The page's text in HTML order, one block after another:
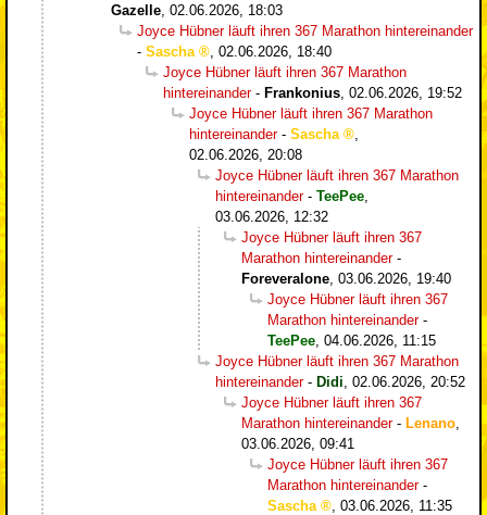
Gazelle 02.06.2026, 18:03
Joyce Hübner läuft ihren 367 Marathon hintereinander
- Sascha
02.06.2026, 18:40
Joyce Hübner läuft ihren 367 Marathon
hintereinander- Frankonius 02.06.2026, 19:52
Joyce Hübner läuft ihren 367 Marathon
hintereinander- Sascha
02.06.2026, 20:08
Joyce Hübner läuft ihren 367 Marathon
hintereinander- TeePee
03.06.2026, 12:32
Joyce Hübner läuft ihren 367
Marathon hintereinander-
Foreveralone 03.06.2026, 19:40
Joyce Hübner läuft ihren 367
Marathon hintereinander-
TeePee 04.06.2026, 11:15
Joyce Hübner läuft ihren 367 Marathon
hintereinander- Didi 02.06.2026, 20:52
Joyce Hübner läuft ihren 367
Marathon hintereinander- Lenano
03.06.2026, 09:41
Joyce Hübner läuft ihren 367
Marathon hintereinander-
Sascha
03.06.2026, 11:35